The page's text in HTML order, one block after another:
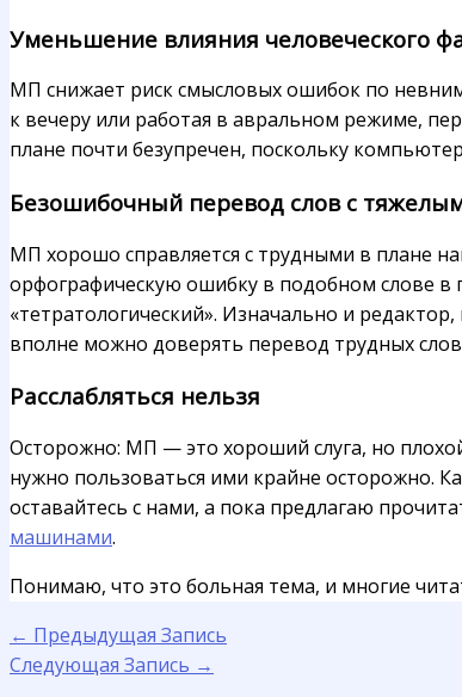
Уменьшение влияния человеческого
МП снижает риск смысловых ошибок по
к вечеру или работая в авральном режиме,
плане почти безупречен, поскольку
Безошибочный перевод слов с
МП хорошо справляется с трудными в плане
орфографическую ошибку в подобном слове в
«тетратологический». Изначально и
вполне можно доверять перевод трудных
Расслабляться нельзя
Осторожно: МП — это хороший слуга, но
нужно пользоваться ими крайне осторожно.
оставайтесь с нами, а пока предлагаю
машинами.
Понимаю, что это больная тема, и многие
← Предыдущая Запись
Следующая Запись →